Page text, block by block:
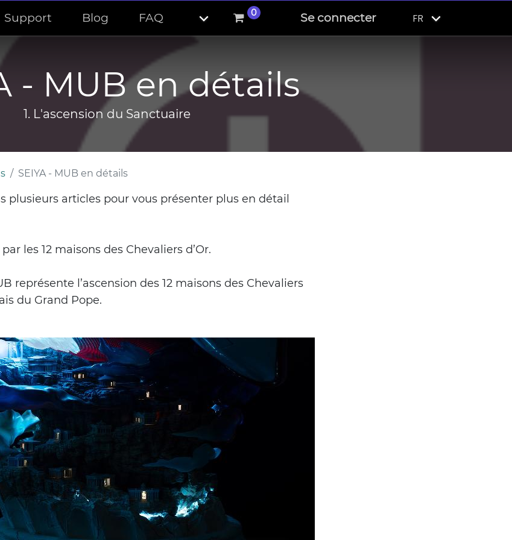
Support Blog FAQ 0 Se connecter FR
- MUB en détails
1. L'ascension du Sanctuaire
SEIYA - MUB en détails
plusieurs articles pour vous présenter plus en détail
les 12 maisons des Chevaliers d’Or.
représente l’ascension des 12 maisons des Chevaliers
du Grand Pope.